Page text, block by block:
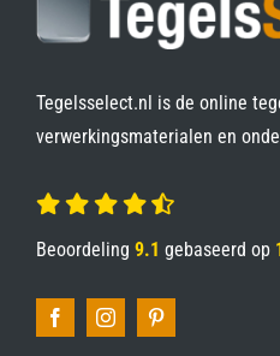
Tegelsselect.nl is de online
verwerkingsmaterialen en
Beoordeling 9.1 gebaseerd op